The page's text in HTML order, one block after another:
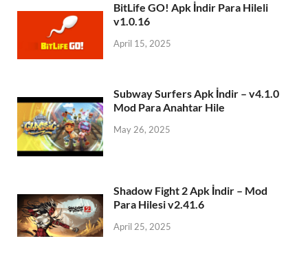
BitLife GO! Apk İndir Para Hileli
v1.0.16
April 15, 2025
Subway Surfers Apk İndir – v4.1.0
Mod Para Anahtar Hile
May 26, 2025
Shadow Fight 2 Apk İndir – Mod
Para Hilesi v2.41.6
April 25, 2025